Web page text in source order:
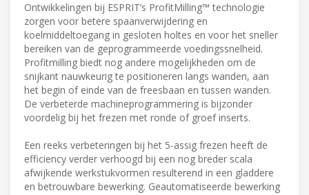
Ontwikkelingen bij ESPRIT’s ProfitMilling™ technologie
zorgen voor betere spaanverwijdering en
koelmiddeltoegang in gesloten holtes en voor het sneller
bereiken van de geprogrammeerde voedingssnelheid.
Profitmilling biedt nog andere mogelijkheden om de
snijkant nauwkeurig te positioneren langs wanden, aan
het begin of einde van de freesbaan en tussen wanden.
De verbeterde machineprogrammering is bijzonder
voordelig bij het frezen met ronde of groef inserts.
Een reeks verbeteringen bij het 5-assig frezen heeft de
efficiency verder verhoogd bij een nog breder scala
afwijkende werkstukvormen resulterend in een gladdere
en betrouwbare bewerking. Geautomatiseerde bewerking